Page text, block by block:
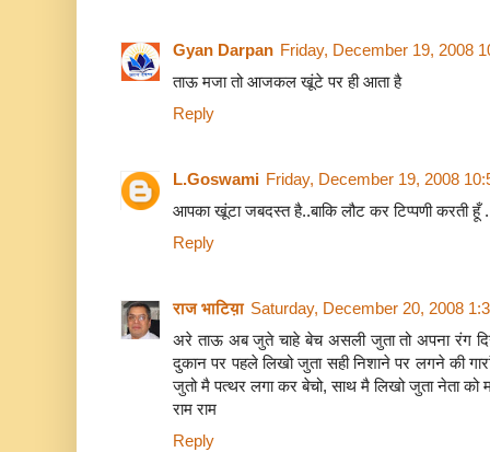
Gyan Darpan Friday, December 19, 2008
ताऊ मजा तो आजकल खूंटे पर ही आता है
Reply
L.Goswami Friday, December 19, 2008
आपका खूंटा जबदस्त है..बाकि लौट कर टिप्पणी करती हूँ
Reply
राज भाटिय़ा Saturday, December 20, 2008
अरे ताऊ अब जुते चाहे बेच असली जुता तो अपना रंग
दुकान पर पहले लिखो जुता सही निशाने पर लगने की
जुतो मै पत्थर लगा कर बेचो, साथ मै लिखो जुता नेता को
राम राम
Reply